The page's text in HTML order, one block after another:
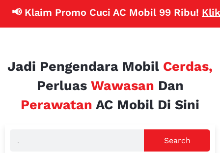
📢 Klaim Promo Cuci AC Mobil 99 Ribu!Klik
Jadi Pengendara Mobil Cerdas,
Perluas Wawasan Dan
Perawatan AC Mobil Di Sini
Search